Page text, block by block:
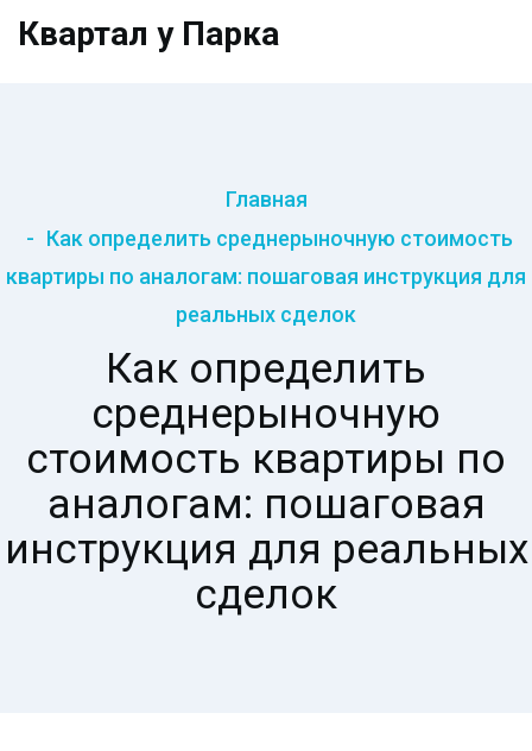
Квартал у Парка
Главная
Как определить среднерыночную стоимость
квартиры по аналогам: пошаговая инструкция для
реальных сделок
Как определить
среднерыночную
стоимость квартиры по
аналогам: пошаговая
инструкция для реальных
сделок